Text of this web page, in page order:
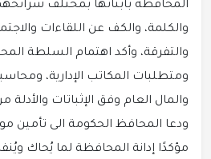
المحافظة بأبنائها بمختلف
والكلمة، والكف عن اللقاءات
والتفرقة، وأكد اهتمام السلطة
ومتطلبات المكاتب الإدارية،
والمال العام وفق الإثباتات
ودعا المحافظ الحكومة الى تأمين
مؤكدًا إدانة المحافظة لما يُحاك